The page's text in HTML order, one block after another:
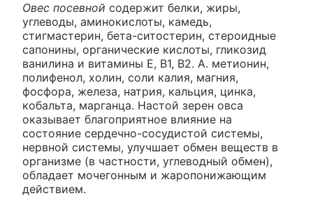
Овес посевной содержит белки, жиры,
углеводы, аминокислоты, камедь,
стигмастерин, бета-ситостерин, стероидные
сапонины, органические кислоты, гликозид
ванилина и витамины Е, B1, В2. А. метионин,
полифенол, холин, соли калия, магния,
фосфора, железа, натрия, кальция, цинка,
кобальта, марганца. Настой зерен овса
оказывает благоприятное влияние на
состояние сердечно-сосудистой системы,
нервной системы, улучшает обмен веществ в
организме (в частности, углеводный обмен),
обладает мочегонным и жаропонижающим
действием.